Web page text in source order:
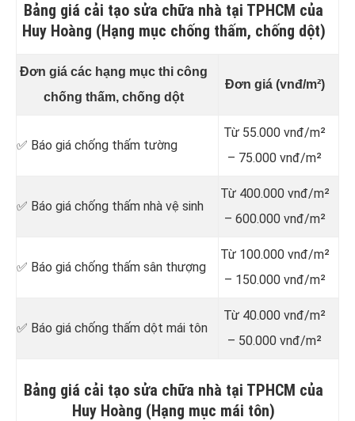
Bảng giá cải tạo sửa chữa nhà tại TPHCM của
Huy Hoàng (Hạng mục chống thấm, chống dột)
Đơn giá các hạng mục thi công
chống thấm, chống dột
Đơn giá (vnđ/m²)
✅ Báo giá chống thấm tường
Từ 55.000 vnđ/m²
– 75.000 vnđ/m²
✅ Báo giá chống thấm nhà vệ sinh
Từ 400.000 vnđ/m²
– 600.000 vnđ/m²
✅ Báo giá chống thấm sân thượng
Từ 100.000 vnđ/m²
– 150.000 vnđ/m²
✅ Báo giá chống thấm dột mái tôn
Từ 40.000 vnđ/m²
– 50.000 vnđ/m²
Bảng giá cải tạo sửa chữa nhà tại TPHCM của
Huy Hoàng (Hạng mục mái tôn)